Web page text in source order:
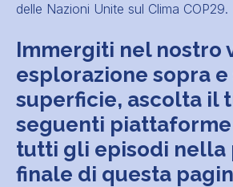
delle Nazioni Unite sul Clima COP29.
Immergiti nel nostro
esplorazione sopra
superficie, ascolta il
seguenti
tutti gli episodi nella
finale di questa